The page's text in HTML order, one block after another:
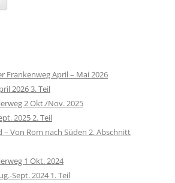
Frankenweg April – Mai 2026
2026 3. Teil
2 Okt./Nov. 2025
2025 2. Teil
– Von Rom nach Süden 2. Abschnitt
1 Okt. 2024
Sept. 2024 1. Teil